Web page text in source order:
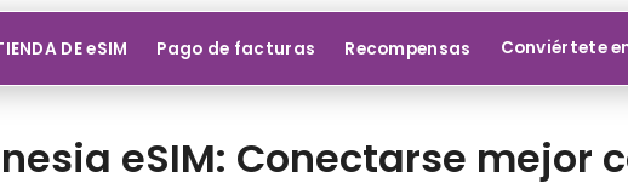
DE eSIM Pago de facturas Recompensas Conviértete
eSIM: Conectarse mejor